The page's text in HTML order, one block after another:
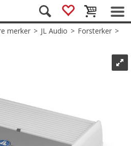
merker>JL Audio>Forsterker>